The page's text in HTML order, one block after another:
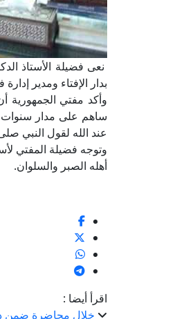
نعى فضيلة الأستاذ
بدار الإفتاء ومدير
وأكد مفتي الجمهورية
ساهم على مدار سنوات
عند الله لقول النبي
وتوجه فضيلة المفتي
أهله الصبر والسلوان.
اقرأ أيضا :
خلال محاضرة ضمن